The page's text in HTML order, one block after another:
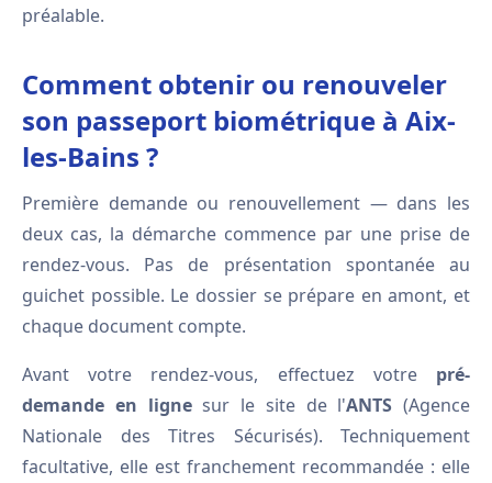
préalable.
Comment obtenir ou renouveler
son passeport biométrique à Aix-
les-Bains ?
Première demande ou renouvellement — dans les
deux cas, la démarche commence par une prise de
rendez-vous. Pas de présentation spontanée au
guichet possible. Le dossier se prépare en amont, et
chaque document compte.
Avant votre rendez-vous, effectuez votre pré-
demande en lignesur le site de l'ANTS (Agence
Nationale des Titres Sécurisés). Techniquement
facultative, elle est franchement recommandée : elle